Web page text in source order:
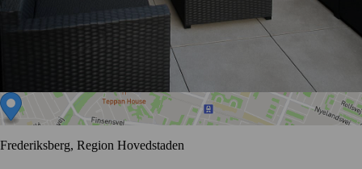
Frederiksberg, Region Hovedstaden